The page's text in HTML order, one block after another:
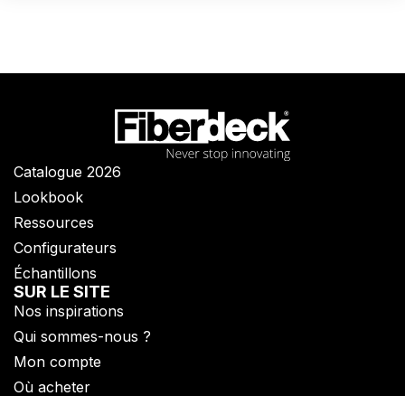
Catalogue 2026
Lookbook
Ressources
Configurateurs
Échantillons
SUR LE SITE
Nos inspirations
Qui sommes-nous ?​
Mon compte
Où acheter